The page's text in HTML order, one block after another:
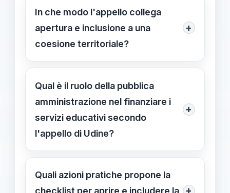
Coinvolgimento della comunità e
Connessione tra servizi educativi e
territorio. Udine è citata come
In che modo l'appello collega
apertura e inclusione a una
coesione territoriale?
+
L'inclusione è vista come leva di
coesione: le pratiche inclusive
diventano parte della vita civica e
accompagnano trasformazioni
demografiche, non solo obiettivo
Qual è il ruolo della pubblica
amministrazione nel finanziare i
servizi educativi secondo
l'appello di Udine?
+
La proposta sottolinea la
responsabilità democratica di
incrementare le risorse e garantire
Quali azioni pratiche propone la